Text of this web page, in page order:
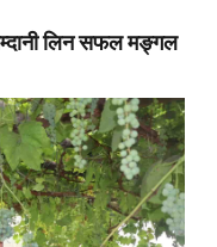
लिन सफल मङ्गल